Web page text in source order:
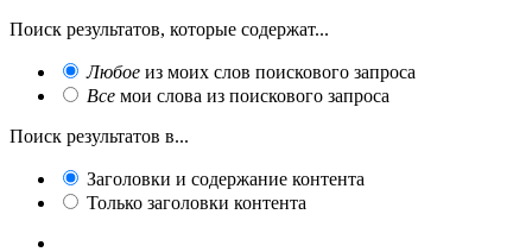
Поиск результатов, которые содержат...
Любое из моих слов поискового запроса
Все мои слова из поискового запроса
Поиск результатов в...
Заголовки и содержание контента
Только заголовки контента